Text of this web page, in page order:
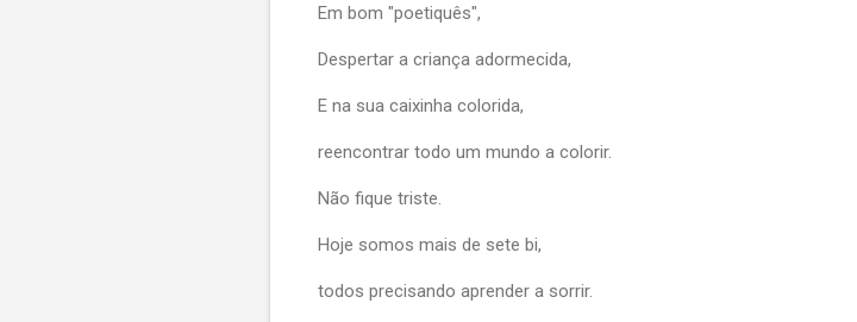
Em bom "poetiquês",
Despertar a criança adormecida,
E na sua caixinha colorida,
reencontrar todo um mundo a colorir.
Não fique triste.
Hoje somos mais de sete bi,
todos precisando aprender a sorrir.